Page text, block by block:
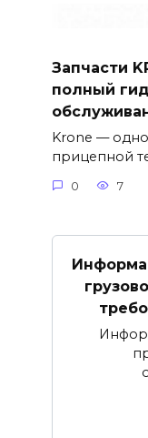
Запчасти
полный
Krone —
прицепной
0 7